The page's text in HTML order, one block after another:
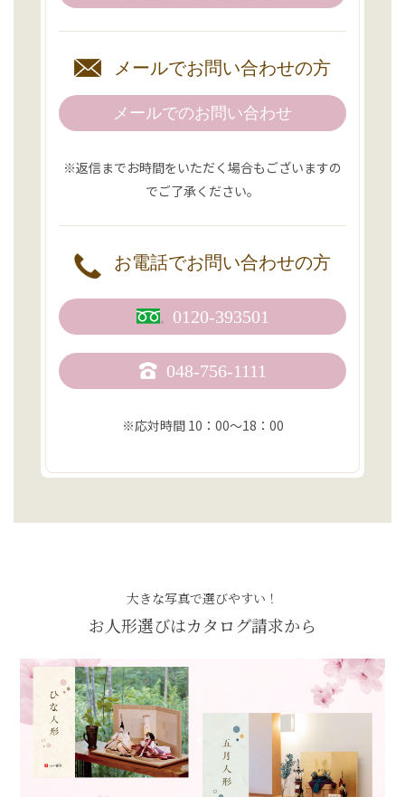
メールでお問い合わせの方
メールでのお問い合わせ
※返信までお時間をいただく場合もございますの
でご了承ください。
お電話でお問い合わせの方
0120-393501
048-756-1111
※応対時間 10：00〜18：00
大きな写真で選びやすい！
お人形選びはカタログ請求から